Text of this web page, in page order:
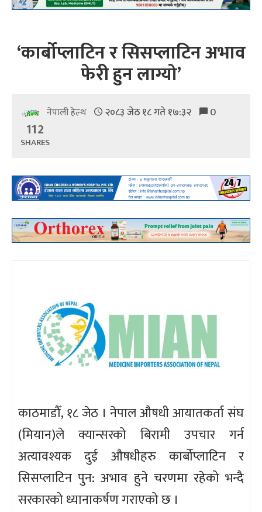
‘कार्बोप्लाटिन र सिसप्लाटिन अभाव
फेरी हुन लाग्यो’
नेपाली हेल्थ २०८३ जेठ १८ गते १७:३२ 0
112
SHARES
काठमाडौँ, १८ जेठ । नेपाल औषधी आयातकर्ता संघ
(मियान)ले क्यान्सरको बिरामी उपचार गर्न
अत्यावश्यक दुई औषधीहरु कार्बोप्लाटिन र
सिसप्लाटिन पुन: अभाव हुने चरणमा रहेको भन्दै
सरकारको ध्यानाकर्षण गराएको छ ।